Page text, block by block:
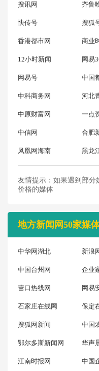
搜讯网 齐鲁
快传号 搜狐
香港都市网 商业
12小时新闻 网易
网易号 中国
中科商务网 河北
中原财富网 一点
中信网 合肥
凤凰网海南 黑龙
友情提示：如果遇到部分
价格的媒体
地方新闻网50家媒
中华网湖北 新浪
中国台州网 企业
营口热线网 网易
石家庄在线网 保定
搜狐网新闻 中国
鄂尔多斯新闻网 华声
江南时报网 中国